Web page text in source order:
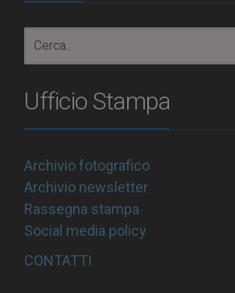
Ufficio Stampa
Archivio fotografico
Archivio newsletter
Rassegna stampa
Social media policy
CONTATTI